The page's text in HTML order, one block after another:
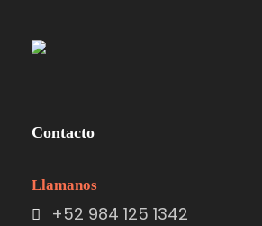
Contacto
Llamanos
+52 984 125 1342